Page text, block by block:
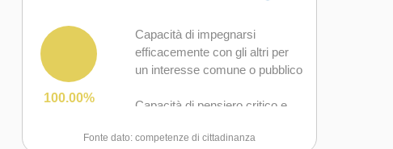
100.00%
Capacità di impegnarsi
efficacemente con gli altri per
un interesse comune o pubblico
Capacità di pensiero critico e
dei problemi
Fonte dato: competenze di cittadinanza